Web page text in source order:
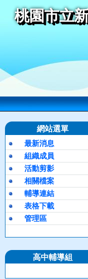
桃園市立
網站選單
最新消息
組織成員
活動剪影
相關檔案
輔導連結
表格下載
管理區
高中輔導組